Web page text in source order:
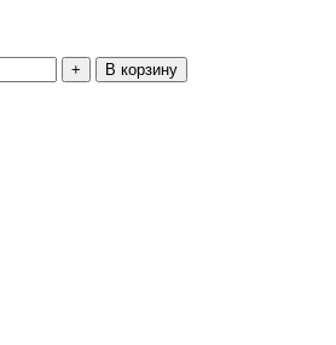
+ В корзину